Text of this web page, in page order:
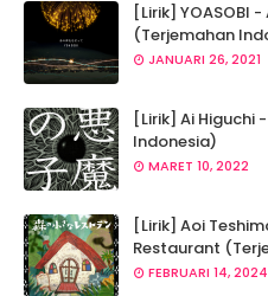
[Lirik] YOASOBI
(Terjemahan
JANUARI 26, 2021
[Lirik] Ai Higuchi
Indonesia)
MARET 10, 2022
[Lirik] Aoi
Restaurant
FEBRUARI 14, 2024